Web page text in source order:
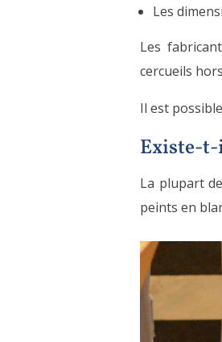
Les
Les
cercueils
Il est
Existe-t-
La plupart
peints en